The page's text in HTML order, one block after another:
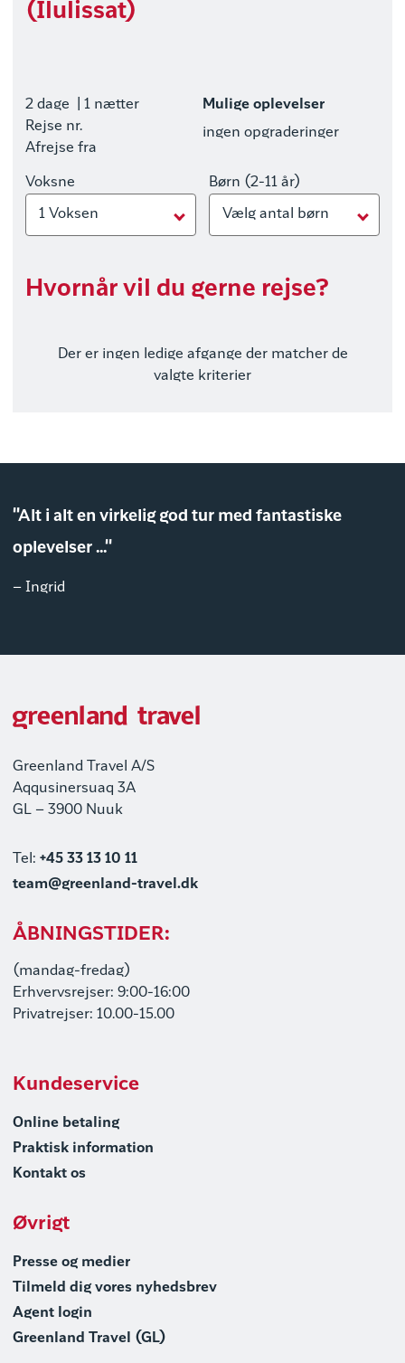
(Ilulissat)
2 dage
| 1 nætter
Rejse nr.
Afrejse fra
Mulige oplevelser
ingen opgraderinger
Voksne
1 Voksen
Børn (2-11 år)
Vælg antal børn
Hvornår vil du gerne rejse?
Der er ingen ledige afgange der matcher de
valgte kriterier
"Alt i alt en virkelig god tur med fantastiske
oplevelser ..."
– Ingrid
Greenland Travel A/S
Aqqusinersuaq 3A
GL – 3900 Nuuk
Tel: +45 33 13 10 11
team@greenland-travel.dk
ÅBNINGSTIDER:
(mandag-fredag)
Erhvervsrejser: 9:00-16:00
Privatrejser: 10.00-15.00
Kundeservice
Online betaling
Praktisk information
Kontakt os
Øvrigt
Presse og medier
Tilmeld dig vores nyhedsbrev
Agent login
Greenland Travel (GL)